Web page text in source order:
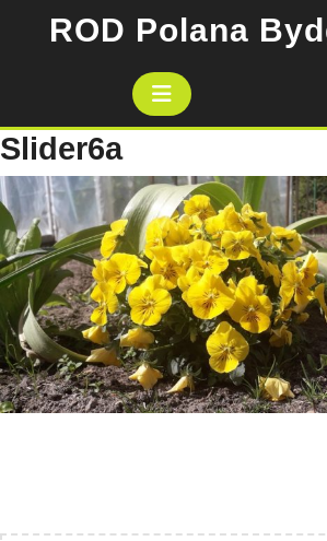
ROD Polana
Open
Slider6a